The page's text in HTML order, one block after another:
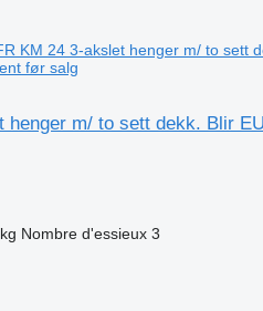
før salg
henger m/ to sett dekk. Blir
Nombre d'essieux 3